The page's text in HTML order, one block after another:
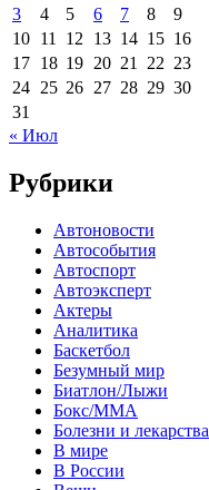
3
4 5 6 7 8
9
10 11 12 13 14 15 16
17 18 19 20 21 22 23
24 25 26 27 28 29 30
31
« Июл
Рубрики
Автоновости
Автособытия
Автоспорт
Автоэксперт
Актеры
Аналитика
Баскетбол
Безумный мир
Биатлон/Лыжи
Бокс/MMA
Болезни и лекарства
В мире
В России